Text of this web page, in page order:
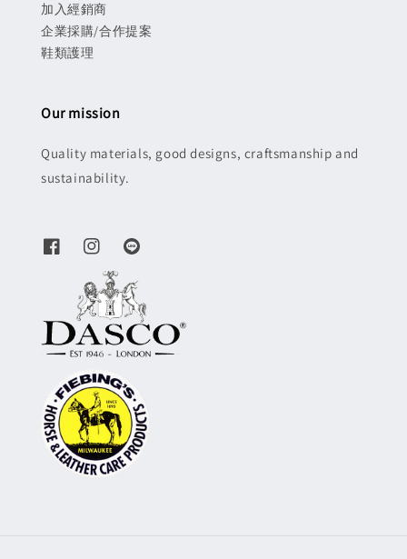
加入經銷商
企業採購/合作提案
鞋類護理
Our mission
Quality materials, good designs, craftsmanship and
sustainability.